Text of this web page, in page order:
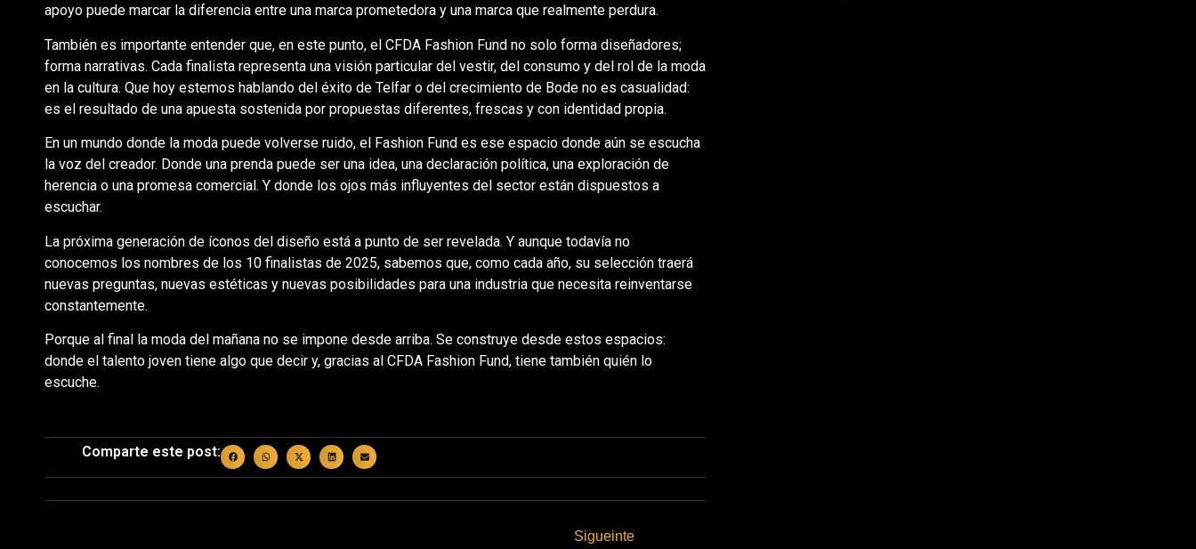
apoyo puede marcar la diferencia entre una marca prometedora y una marca que realmente perdura.
También es importante entender que, en este punto, el CFDA Fashion Fund no solo forma diseñadores;
forma narrativas. Cada finalista representa una visión particular del vestir, del consumo y del rol de la moda
en la cultura. Que hoy estemos hablando del éxito de Telfar o del crecimiento de Bode no es casualidad:
es el resultado de una apuesta sostenida por propuestas diferentes, frescas y con identidad propia.
En un mundo donde la moda puede volverse ruido, el Fashion Fund es ese espacio donde aún se escucha
la voz del creador. Donde una prenda puede ser una idea, una declaración política, una exploración de
herencia o una promesa comercial. Y donde los ojos más influyentes del sector están dispuestos a
escuchar.
La próxima generación de íconos del diseño está a punto de ser revelada. Y aunque todavía no
conocemos los nombres de los 10 finalistas de 2025, sabemos que, como cada año, su selección traerá
nuevas preguntas, nuevas estéticas y nuevas posibilidades para una industria que necesita reinventarse
constantemente.
Porque al final la moda del mañana no se impone desde arriba. Se construye desde estos espacios:
donde el talento joven tiene algo que decir y, gracias al CFDA Fashion Fund, tiene también quién lo
escuche.
Comparte este post:
Sigueinte